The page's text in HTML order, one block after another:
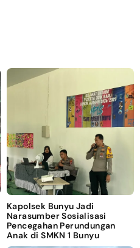
Kapolsek Bunyu Jadi
Narasumber Sosialisasi
Pencegahan Perundungan
Anak di SMKN 1 Bunyu